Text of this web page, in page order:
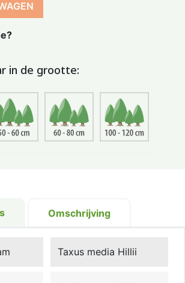
in de grootte:
Omschrijving
Taxus media Hillii